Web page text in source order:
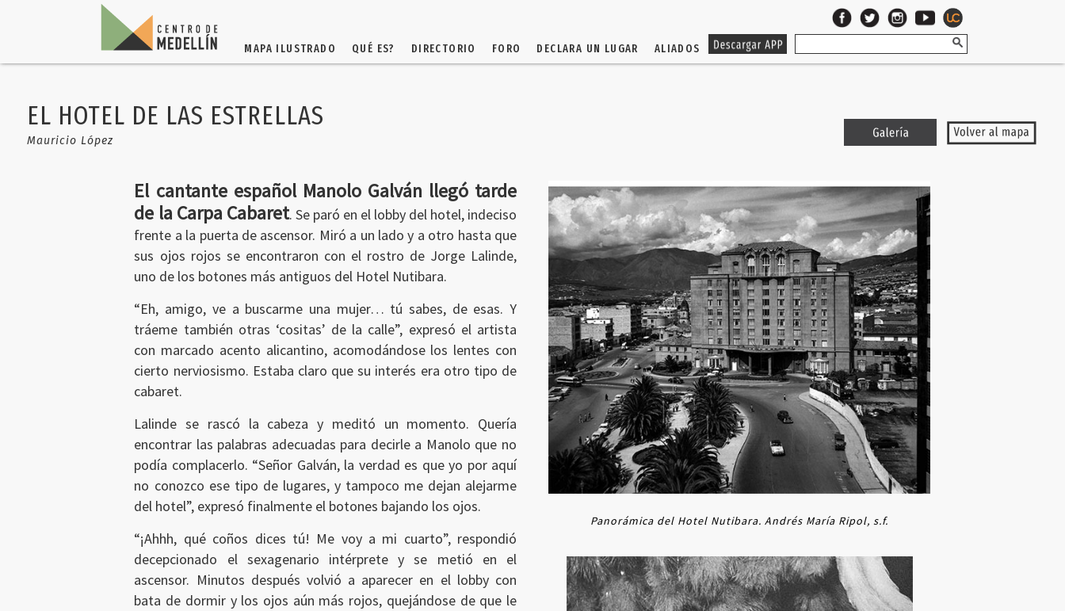
MAPA ILUSTRADO QUÉ ES? DIRECTORIO FORO DECLARA UN LUGAR ALIADOS
EL HOTEL DE LAS ESTRELLAS
Mauricio López
El cantante español Manolo Galván llegó tarde
de la Carpa Cabaret. Se paró en el lobby del hotel, indeciso
frente a la puerta de ascensor. Miró a un lado y a otro hasta que
sus ojos rojos se encontraron con el rostro de Jorge Lalinde,
uno de los botones más antiguos del Hotel Nutibara.
“Eh, amigo, ve a buscarme una mujer… tú sabes, de esas. Y
tráeme también otras ‘cositas’ de la calle”, expresó el artista
con marcado acento alicantino, acomodándose los lentes con
cierto nerviosismo. Estaba claro que su interés era otro tipo de
cabaret.
Lalinde se rascó la cabeza y meditó un momento. Quería
encontrar las palabras adecuadas para decirle a Manolo que no
podía complacerlo. “Señor Galván, la verdad es que yo por aquí
no conozco ese tipo de lugares, y tampoco me dejan alejarme
del hotel”, expresó finalmente el botones bajando los ojos.
“¡Ahhh, qué coños dices tú! Me voy a mi cuarto”, respondió
decepcionado el sexagenario intérprete y se metió en el
ascensor. Minutos después volvió a aparecer en el lobby con
bata de dormir y los ojos aún más rojos, quejándose de que le
Panorámica del Hotel Nutibara. Andrés María Ripol, s.f.